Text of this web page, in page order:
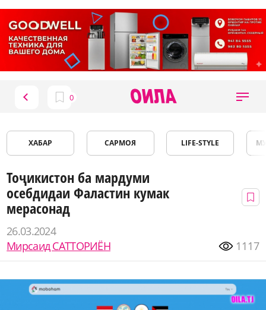
ХАБАР САРМОЯ LIFE-STYLE
Тоҷикистон ба мардуми
осебдидаи Фаластин кумак
мерасонад
26.03.2024
Мирсаид САТТОРИЁН
1117